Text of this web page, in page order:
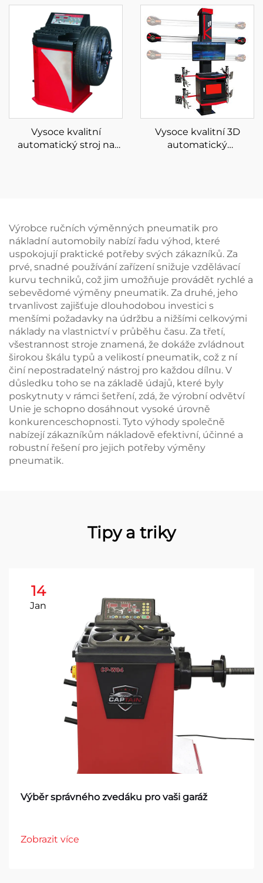
parkovací výtah na
prodej
nůžková plošina pro
auto
Vysoce kvalitní
automatický stroj na
Vysoce kvalitní 3D
automatický
Výrobce ručních výměnných pneumatik pro
nákladní automobily nabízí řadu výhod, které
uspokojují praktické potřeby svých zákazníků. Za
prvé, snadné používání zařízení snižuje vzdělávací
kurvu techniků, což jim umožňuje provádět rychlé a
sebevědomé výměny pneumatik. Za druhé, jeho
trvanlivost zajišťuje dlouhodobou investici s
menšími požadavky na údržbu a nižšími celkovými
náklady na vlastnictví v průběhu času. Za třetí,
všestrannost stroje znamená, že dokáže zvládnout
širokou škálu typů a velikostí pneumatik, což z ní
činí nepostradatelný nástroj pro každou dílnu. V
důsledku toho se na základě údajů, které byly
poskytnuty v rámci šetření, zdá, že výrobní odvětví
Unie je schopno dosáhnout vysoké úrovně
konkurenceschopnosti. Tyto výhody společně
nabízejí zákazníkům nákladově efektivní, účinné a
robustní řešení pro jejich potřeby výměny
pneumatik.
Tipy a triky
14
Jan
Výběr správného zvedáku pro vaši garáž
Zobrazit více